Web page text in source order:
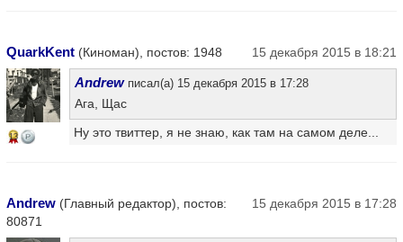
QuarkKent (Киноман), постов: 1948 15 декабря 2015 в 18:21
13
Andrewписал(а) 15 декабря 2015 в 17:28
Ага, Щас
Ну это твиттер, я не знаю, как там на самом деле...
Andrew (Главный редактор), постов:
80871
15 декабря 2015 в 17:28